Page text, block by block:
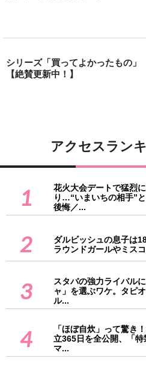
シリーズ「買ってよかったもの」
【絶賛更新中！】
アクセスラン
1
花火大会デートで猛烈
り…“いまいちの相手”
後悔／...
2
ダルビッシュの息子は
ラウンドガールやミス
3
スタバの強力ライバル
ャ」を選ぶワケ。タピ
ル...
4
「ほぼ自炊」って驚き
立365日を全公開、「
マ...